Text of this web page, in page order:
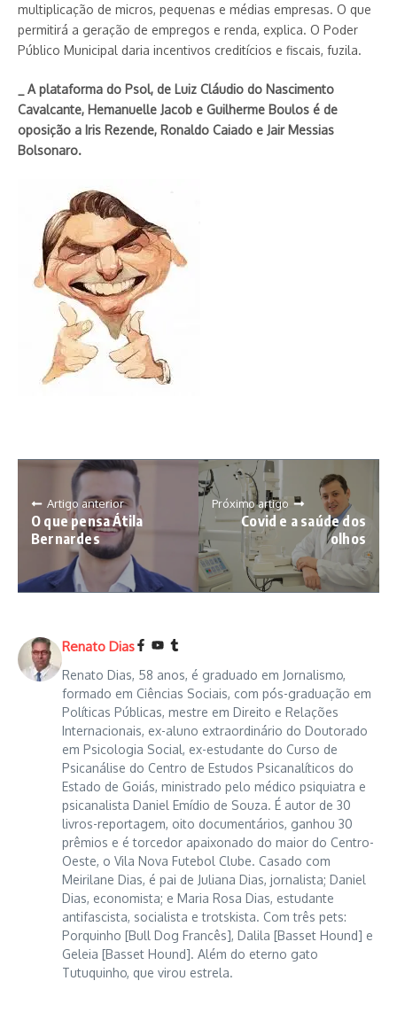
multiplicação de micros, pequenas e médias empresas. O que
permitirá a geração de empre­gos e renda, explica. O Poder
Público Municipal daria incentivos creditícios e fiscais, fuzila.
_ A plataforma do Psol, de Luiz Cláudio do Nas­cimento
Cavalcante, Hemanuelle Jacob e Guilherme Boulos é de
oposição a Iris Rezende, Ronaldo Caiado e Jair Messias
Bolsonaro.
Artigo anterior
O que pensa Átila
Bernardes
Próximo artigo
Covid e a saúde dos
olhos
Renato Dias
Renato Dias, 58 anos, é graduado em Jornalismo,
formado em Ciências Sociais, com pós-graduação em
Políticas Públicas, mestre em Direito e Relações
Internacionais, ex-aluno extraordinário do Doutorado
em Psicologia Social, ex-estudante do Curso de
Psicanálise do Centro de Estudos Psicanalíticos do
Estado de Goiás, ministrado pelo médico psiquiatra e
psicanalista Daniel Emídio de Souza. É autor de 30
livros-reportagem, oito documentários, ganhou 30
prêmios e é torcedor apaixonado do maior do Centro-
Oeste, o Vila Nova Futebol Clube. Casado com
Meirilane Dias, é pai de Juliana Dias, jornalista; Daniel
Dias, economista; e Maria Rosa Dias, estudante
antifascista, socialista e trotskista. Com três pets:
Porquinho [Bull Dog Francês], Dalila [Basset Hound] e
Geleia [Basset Hound]. Além do eterno gato
Tutuquinho, que virou estrela.